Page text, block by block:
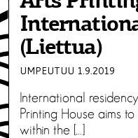
(Liettua)
UMPEUTUU 1.9.2019
International
Printing House aims
within the […]